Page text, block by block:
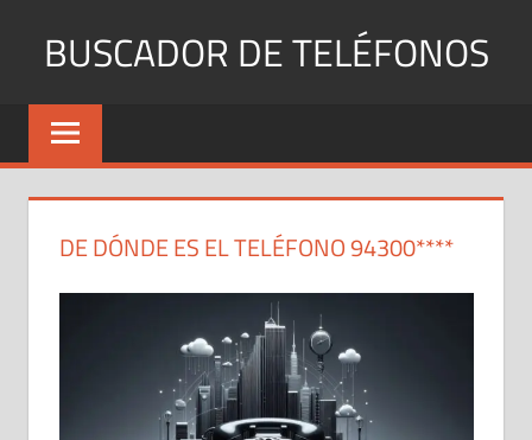
BUSCADOR DE TELÉFONOS
Identifica
Números
y
DE DÓNDE ES EL TELÉFONO 94300****